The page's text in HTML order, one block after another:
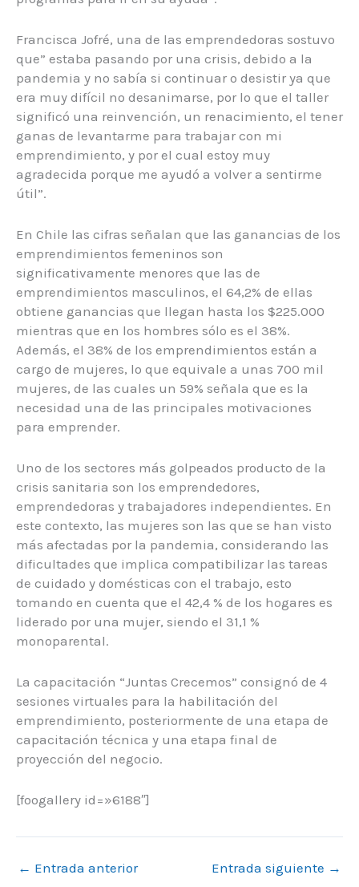
Francisca Jofré, una de las emprendedoras sostuvo
que” estaba pasando por una crisis, debido a la
pandemia y no sabía si continuar o desistir ya que
era muy difícil no desanimarse, por lo que el taller
significó una reinvención, un renacimiento, el tener
ganas de levantarme para trabajar con mi
emprendimiento, y por el cual estoy muy
agradecida porque me ayudó a volver a sentirme
útil”.
En Chile las cifras señalan que las ganancias de los
emprendimientos femeninos son
significativamente menores que las de
emprendimientos masculinos, el 64,2% de ellas
obtiene ganancias que llegan hasta los $225.000
mientras que en los hombres sólo es el 38%.
Además, el 38% de los emprendimientos están a
cargo de mujeres, lo que equivale a unas 700 mil
mujeres, de las cuales un 59% señala que es la
necesidad una de las principales motivaciones
para emprender.
Uno de los sectores más golpeados producto de la
crisis sanitaria son los emprendedores,
emprendedoras y trabajadores independientes. En
este contexto, las mujeres son las que se han visto
más afectadas por la pandemia, considerando las
dificultades que implica compatibilizar las tareas
de cuidado y domésticas con el trabajo, esto
tomando en cuenta que el 42,4 % de los hogares es
liderado por una mujer, siendo el 31,1 %
monoparental.
La capacitación “Juntas Crecemos” consignó de 4
sesiones virtuales para la habilitación del
emprendimiento, posteriormente de una etapa de
capacitación técnica y una etapa final de
proyección del negocio.
[foogallery id=»6188″]
← Entrada anterior Entrada siguiente →